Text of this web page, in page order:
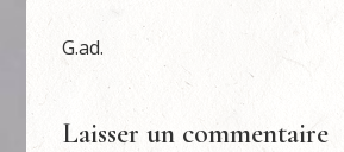
G.ad.
Laisser un commentaire